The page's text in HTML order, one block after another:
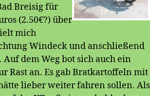
Breisig für
(2.50€?) über
mich
Windeck und anschließend
Auf dem Weg bot sich auch ein
Rast an. Es gab Bratkartoffeln mit
lieber weiter fahren sollen. Als